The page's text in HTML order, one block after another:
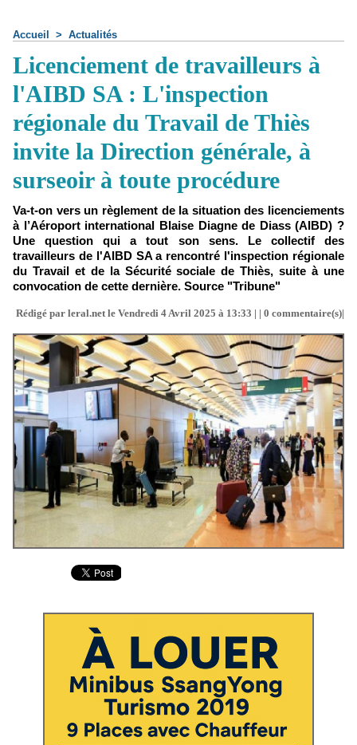
Accueil > Actualités
Licenciement de travailleurs à
l'AIBD SA : L'inspection
régionale du Travail de Thiès
invite la Direction générale, à
surseoir à toute procédure
Va-t-on vers un règlement de la situation des licenciements
à l’Aéroport international Blaise Diagne de Diass (AIBD) ?
Une question qui a tout son sens. Le collectif des
travailleurs de l'AIBD SA a rencontré l'inspection régionale
du Travail et de la Sécurité sociale de Thiès, suite à une
convocation de cette dernière. Source "Tribune"
Rédigé par leral.net le Vendredi 4 Avril 2025 à 13:33 | | 0 commentaire(s)|